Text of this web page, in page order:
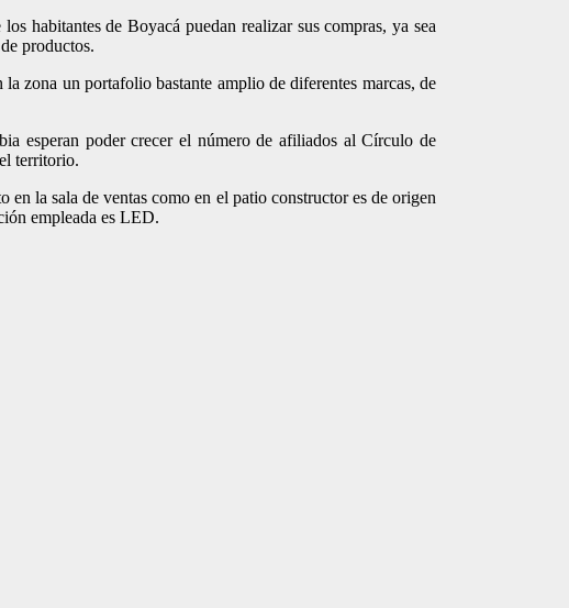
habitantes de Boyacá puedan realizar sus compras, ya sea
productos.
zona un portafolio bastante amplio de diferentes marcas, de
esperan poder crecer el número de afiliados al Círculo de
territorio.
la sala de ventas como en el patio constructor es de origen
empleada es LED.